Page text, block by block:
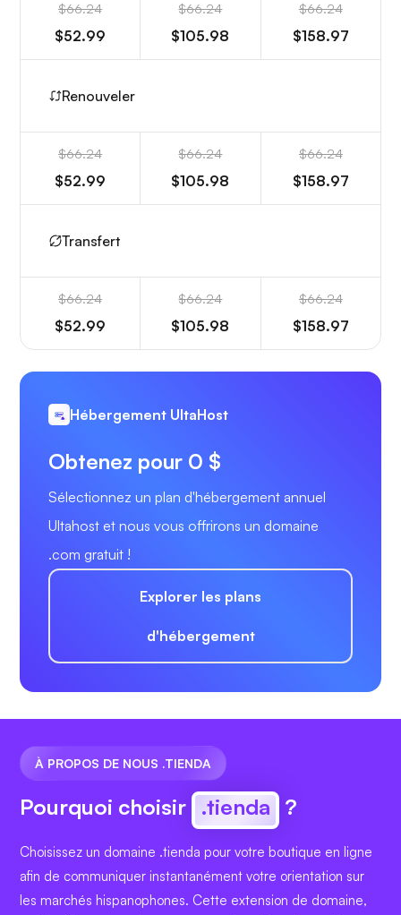
$66.24
$52.99
$66.24
$105.98
$66.24
$158.97
Renouveler
$66.24
$52.99
$66.24
$105.98
$66.24
$158.97
Transfert
$66.24
$52.99
$66.24
$105.98
$66.24
$158.97
Hébergement UltaHost
Obtenez pour 0 $
Sélectionnez un plan d'hébergement annuel
Ultahost et nous vous offrirons un domaine
.com gratuit !
Explorer les plans
d'hébergement
À PROPOS DE NOUS .TIENDA
Pourquoi choisir .tienda ?
Choisissez un domaine .tienda pour votre boutique en ligne
afin de communiquer instantanément votre orientation sur
les marchés hispanophones. Cette extension de domaine,